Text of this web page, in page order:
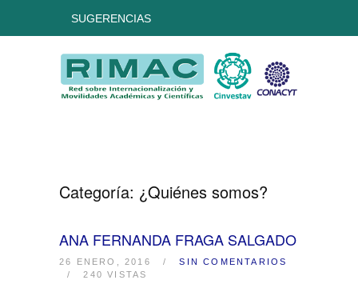
SUGERENCIAS
Categoría: ¿Quiénes somos?
ANA FERNANDA FRAGA SALGADO
26 ENERO, 2016 /
SIN COMENTARIOS
/
240 VISTAS